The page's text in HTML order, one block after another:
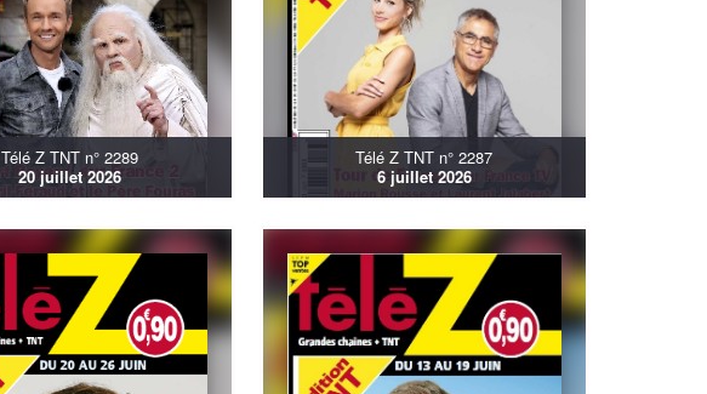
Télé Z TNT n° 2289
20 juillet 2026
Télé Z TNT n° 2287
6 juillet 2026